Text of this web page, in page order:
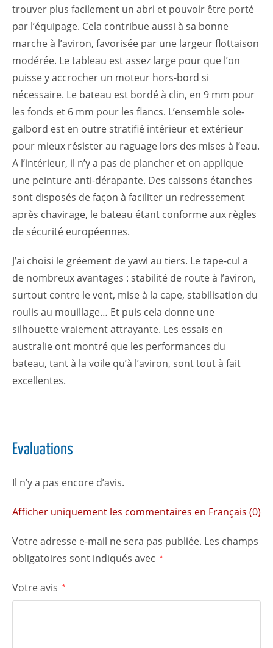
trouver plus facilement un abri et pouvoir être porté
par l’équipage. Cela contribue aussi à sa bonne
marche à l’aviron, favorisée par une largeur flottaison
modérée. Le tableau est assez large pour que l’on
puisse y accrocher un moteur hors-bord si
nécessaire. Le bateau est bordé à clin, en 9 mm pour
les fonds et 6 mm pour les flancs. L’ensemble sole-
galbord est en outre stratifié intérieur et extérieur
pour mieux résister au raguage lors des mises à l’eau.
A l’intérieur, il n’y a pas de plancher et on applique
une peinture anti-dérapante. Des caissons étanches
sont disposés de façon à faciliter un redressement
après chavirage, le bateau étant conforme aux règles
de sécurité européennes.
J’ai choisi le gréement de yawl au tiers. Le tape-cul a
de nombreux avantages : stabilité de route à l’aviron,
surtout contre le vent, mise à la cape, stabilisation du
roulis au mouillage… Et puis cela donne une
silhouette vraiement attrayante. Les essais en
australie ont montré que les performances du
bateau, tant à la voile qu’à l’aviron, sont tout à fait
excellentes.
Evaluations
Il n’y a pas encore d’avis.
Afficher uniquement les commentaires en Français (0)
Votre adresse e-mail ne sera pas publiée. Les champs
obligatoires sont indiqués avec *
Votre avis *